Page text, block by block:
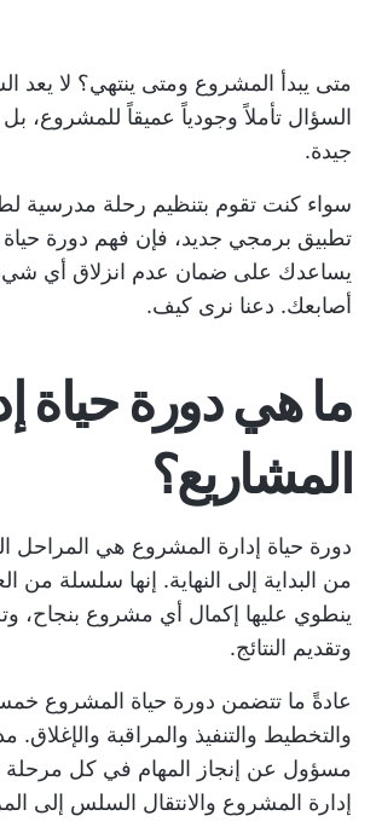
متى يبدأ المشروع ومتى ينتهي؟ لا يعد
السؤال تأملاً وجودياً عميقاً للمشروع،
جيدة.
سواء كنت تقوم بتنظيم رحلة مدرسية
تطبيق برمجي جديد، فإن فهم دورة
يساعدك على ضمان عدم انزلاق أي
أصابعك. دعنا نرى كيف.
ما هي دورة حياة
المشاريع؟
دورة حياة إدارة المشروع هي المراحل
من البداية إلى النهاية. إنها سلسلة من
ينطوي عليها إكمال أي مشروع بنجاح،
وتقديم النتائج.
عادةً ما تتضمن دورة حياة المشروع
والتخطيط والتنفيذ والمراقبة والإغلاق.
مسؤول عن إنجاز المهام في كل
إدارة المشروع والانتقال السلس إلى